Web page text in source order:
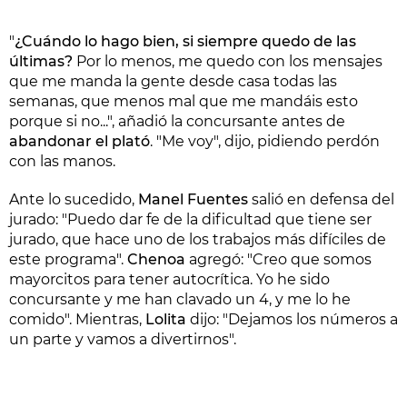
"¿Cuándo lo hago bien, si siempre quedo de las
últimas? Por lo menos, me quedo con los mensajes
que me manda la gente desde casa todas las
semanas, que menos mal que me mandáis esto
porque si no...", añadió la concursante antes de
abandonar el plató. "Me voy", dijo, pidiendo perdón
con las manos.
Ante lo sucedido, Manel Fuentes salió en defensa del
jurado: "Puedo dar fe de la dificultad que tiene ser
jurado, que hace uno de los trabajos más difíciles de
este programa". Chenoa agregó: "Creo que somos
mayorcitos para tener autocrítica. Yo he sido
concursante y me han clavado un 4, y me lo he
comido". Mientras, Lolita dijo: "Dejamos los números a
un parte y vamos a divertirnos".